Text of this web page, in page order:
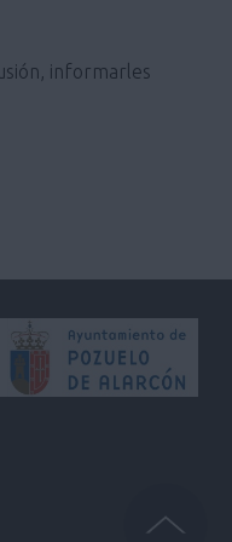
informarles